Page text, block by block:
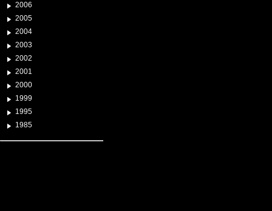
2006
2005
2004
2003
2002
2001
2000
1999
1995
1985